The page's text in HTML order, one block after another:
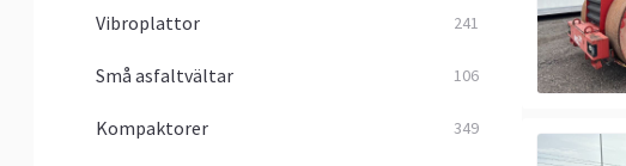
Vibroplattor 241
Små asfaltvältar 106
Kompaktorer 349